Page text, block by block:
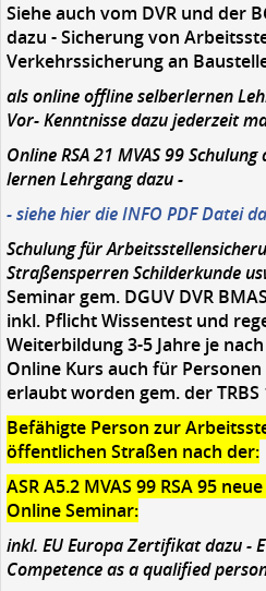
Siehe auch vom DVR und der
dazu - Sicherung von
Verkehrssicherung an
als online offline selberlernen
Vor- Kenntnisse dazu jederzeit
Online RSA 21 MVAS 99 Schulung
lernen Lehrgang dazu -
- siehe hier die INFO PDF Datei
Schulung für
Straßensperren Schilderkunde
Seminar gem. DGUV DVR
inkl. Pflicht Wissentest und
Weiterbildung 3-5 Jahre je
Online Kurs auch für
erlaubt worden gem. der TRBS
Befähigte Person zur
öffentlichen Straßen nach der:
ASR A5.2 MVAS 99 RSA 95
Online Seminar:
inkl. EU Europa Zertifikat dazu -
Competence as a qualified